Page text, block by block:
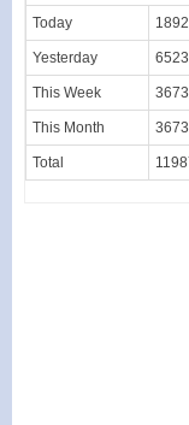
Today 1892
Yesterday 6523
This Week
This Month
Total